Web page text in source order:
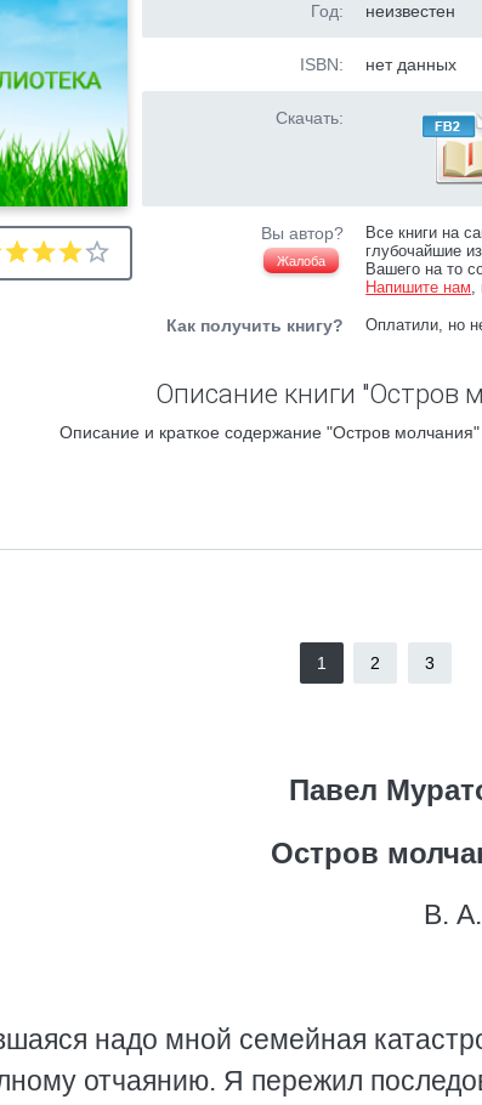
Год: неизвестен
ISBN: нет данных
Скачать:
Вы автор?
Жалоба
Все книги на
глубочайшие
Вашего на то
Напишите нам,
Как получить книгу? Оплатили, но
Описание книги "Остров
Описание и краткое содержание "Остров молчания"
1 2 3
Павел
Остров
В.
надо мной семейная
отчаянию. Я пережил